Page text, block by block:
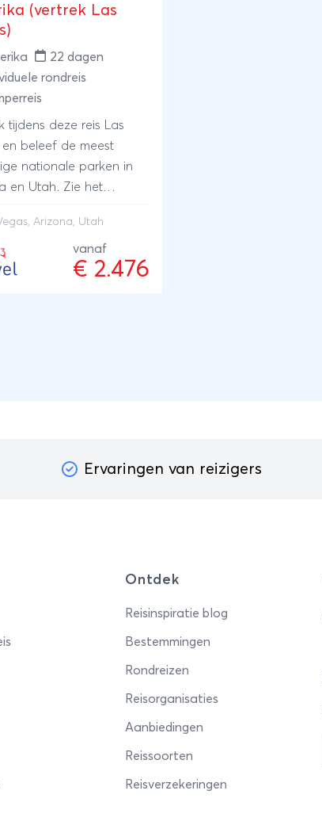
(vertrek Las
22 dagen
rondreis
tijdens deze reis Las
en beleef de meest
nationale parken in
en Utah. Zie het
ook heen rijd. De
geeft je de vrijheid om
mooiste plekjes in de
, Arizona, Utah
vanaf
€ 2.476
Ervaringen van reizigers
Ontdek
Reisinspiratie blog
Bestemmingen
Rondreizen
Reisorganisaties
Aanbiedingen
Reissoorten
Reisverzekeringen